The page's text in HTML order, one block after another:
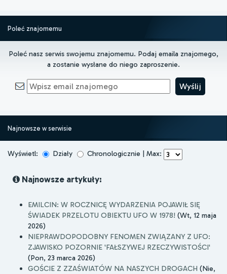
Poleć znajomemu
Poleć nasz serwis swojemu znajomemu. Podaj emaila znajomego,
a zostanie wysłane do niego zaproszenie.
Najnowsze w serwisie
Wyświetl: Działy Chronologicznie | Max:
Najnowsze artykuły:
EMILCIN: W ROCZNICĘ WYDARZENIA POJAWIŁ SIĘ
ŚWIADEK PRZELOTU OBIEKTU UFO W 1978! (Wt, 12 maja
2026)
NIEPRAWDOPODOBNY FENOMEN ZWIĄZANY Z UFO:
ZJAWISKO POZORNIE 'FAŁSZYWEJ RZECZYWISTOŚCI'
(Pon, 23 marca 2026)
GOŚCIE Z ZZAŚWIATÓW NA NASZYCH DROGACH (Nie,